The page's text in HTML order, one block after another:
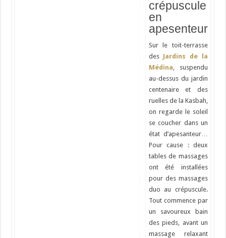
crépuscule
en
apesenteur
Sur le toit-terrasse
des Jardins de la
Médina , suspendu
au-dessus du jardin
centenaire et des
ruelles de la Kasbah,
on regarde le soleil
se coucher dans un
état d’apesanteur…
Pour cause : deux
tables de massages
ont été installées
pour des massages
duo au crépuscule.
Tout commence par
un savoureux bain
des pieds, avant un
massage relaxant